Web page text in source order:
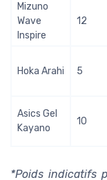
Mizuno
Wave
Inspire
12
Hoka Arahi 5
Asics Gel
Kayano
10
*Poids indicatifs